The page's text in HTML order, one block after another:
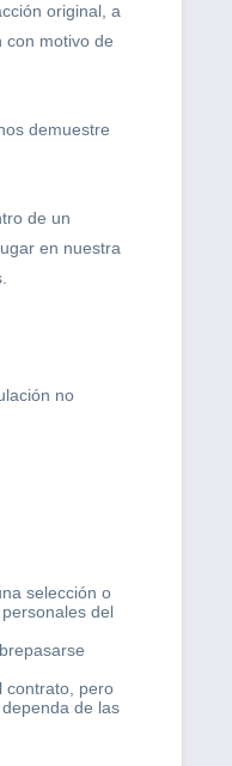
original, a
con motivo de
demuestre
de un
en nuestra
no
selección o
del
contrato, pero
de las